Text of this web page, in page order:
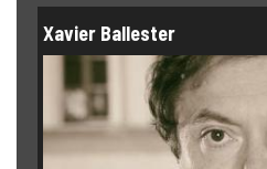
Xavier Ballester